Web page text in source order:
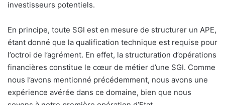
investisseurs potentiels.
En principe, toute SGI est en mesure de structurer un APE,
étant donné que la qualification technique est requise pour
l’octroi de l’agrément. En effet, la structuration d’opérations
financières constitue le cœur de métier d’une SGI. Comme
nous l’avons mentionné précédemment, nous avons une
expérience avérée dans ce domaine, bien que nous